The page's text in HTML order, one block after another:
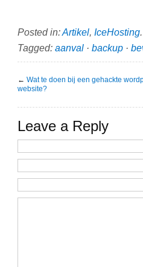
Posted in:Artikel, IceHosting.
Tagged: aanval · backup ·
← Wat te doen bij een gehackte
website?
Leave a Reply